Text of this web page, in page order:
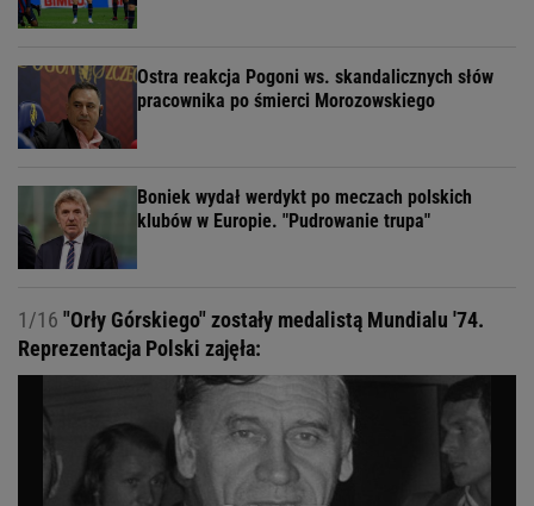
Ostra reakcja Pogoni ws. skandalicznych słów
pracownika po śmierci Morozowskiego
Boniek wydał werdykt po meczach polskich
klubów w Europie. "Pudrowanie trupa"
1/16 "Orły Górskiego" zostały medalistą Mundialu '74.
Reprezentacja Polski zajęła: